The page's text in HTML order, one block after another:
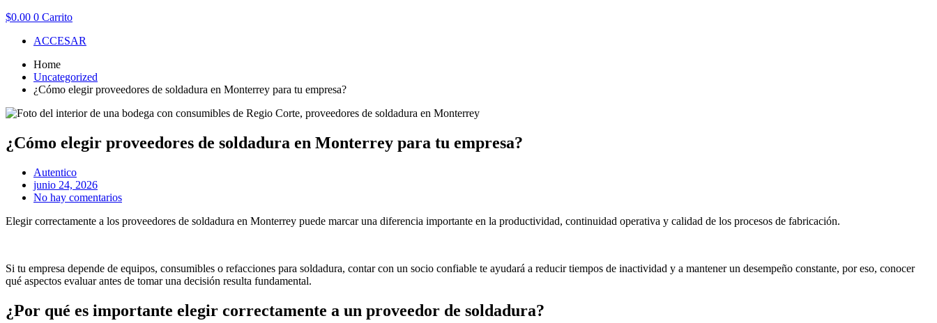
$0.00 0 Carrito
ACCESAR
Home
Uncategorized
¿Cómo elegir proveedores de soldadura en Monterrey para tu empresa?
¿Cómo elegir proveedores de soldadura en Monterrey para tu empresa?
Autentico
junio 24, 2026
No hay comentarios
Elegir correctamente a los proveedores de soldadura en Monterrey puede marcar una diferencia importante en la productividad, continuidad operativa y calidad de los procesos de fabricación.
Si tu empresa depende de equipos, consumibles o refacciones para soldadura, contar con un socio confiable te ayudará a reducir tiempos de inactividad y a mantener un desempeño constante, por eso, conocer
qué aspectos evaluar antes de tomar una decisión resulta fundamental.
¿Por qué es importante elegir correctamente a un proveedor de soldadura?